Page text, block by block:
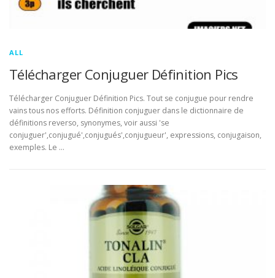
ALL
Télécharger Conjuguer Définition Pics
Télécharger Conjuguer Définition Pics. Tout se conjugue pour rendre
vains tous nos efforts. Définition conjuguer dans le dictionnaire de
définitions reverso, synonymes, voir aussi 'se
conjuguer',conjugué',conjugués',conjugueur', expressions, conjugaison,
exemples. Le …